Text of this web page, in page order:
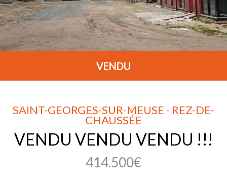
VENDU
SAINT-GEORGES-SUR-MEUSE - REZ-DE-
CHAUSSÉE
VENDU VENDU VENDU !!!
414.500€